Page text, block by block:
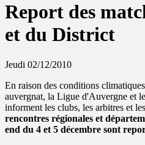
Report des
et du District
Jeudi 02/12/2010
En raison des conditions
auvergnat, la Ligue d'Auvergne et
informent les clubs, les arbitres et
rencontres régionales et
end du 4 et 5 décembre sont